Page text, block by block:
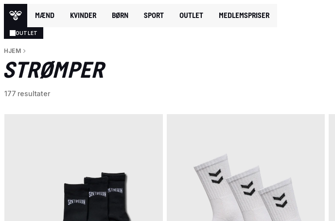
MÆND KVINDER BØRN SPORT OUTLET MEDLEMSPRISER
OUTLET
HJEM
STRØMPER
177 resultater